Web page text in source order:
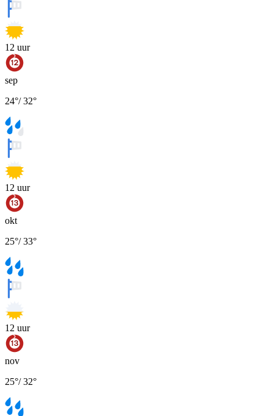
12 uur
sep
24°/32°
12 uur
okt
25°/33°
12 uur
nov
25°/32°